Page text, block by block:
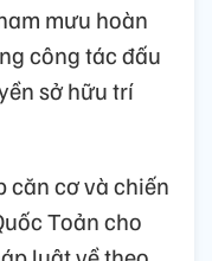
mưu hoàn
công tác đấu
sở hữu trí
căn cơ và chiến
Toản cho